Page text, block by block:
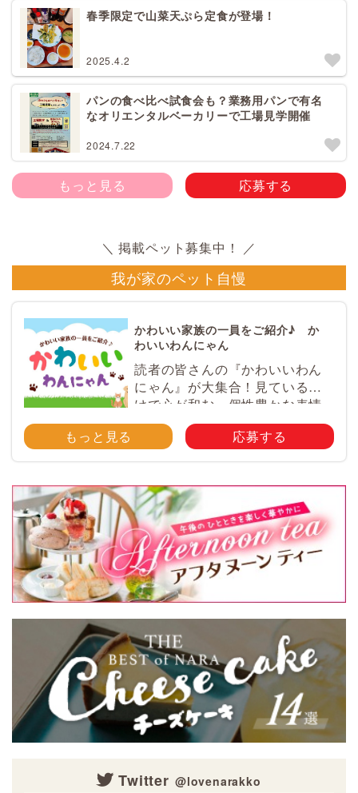
春季限定で山菜天ぷら定食が登場！
2025.4.2
パンの食べ比べ試食会も？業務用パンで有名
なオリエンタルベーカリーで工場見学開催
2024.7.22
もっと見る 応募する
我が家のペット自慢
かわいい家族の一員をご紹介♪ か
わいいわんにゃん
読者の皆さんの『かわいいわん
にゃん』が大集合！見ているだ
けで心が和む、個性豊かな表情
やとっておきのエピソードが満
載♪ ペットのかわいい写真を大
話・スマホ等で撮影 […]
もっと見る 応募する
Twitter